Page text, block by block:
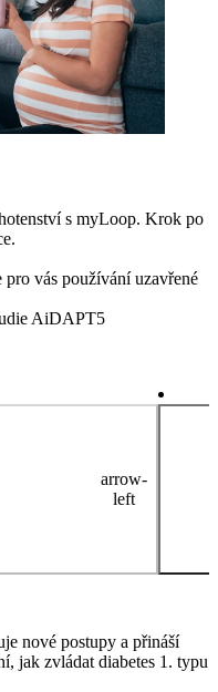
s myLoop. Krok po
pro vás používání uzavřené
AiDAPT5
arrow-
left
nové postupy a přináší
jak zvládat diabetes 1. typu